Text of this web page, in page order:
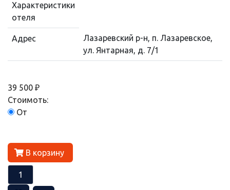
Характеристики
отеля
Адрес
Лазаревский р-н, п. Лазаревское,
ул. Янтарная, д. 7/1
39 500 ₽
Стоимоть:
От
В корзину